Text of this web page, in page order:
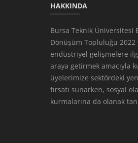
HAKKINDA
Bursa Teknik Üniversitesi
Dönüşüm Topluluğu 2022
endüstriyel gelişmelere
araya getirmek amacıyla
üyelerimize sektördeki
fırsatı sunarken, sosyal
kurmalarına da olanak